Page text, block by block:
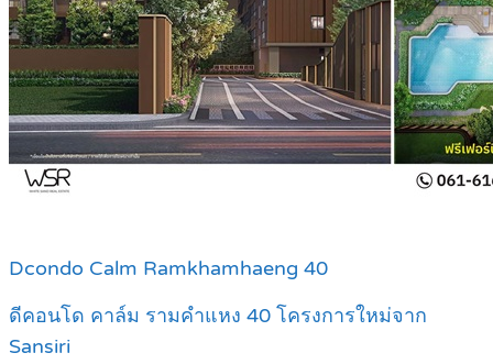
Dcondo Calm Ramkhamhaeng 40
ดีคอนโด คาล์ม รามคำแหง 40 โครงการใหม่จาก
Sansiri